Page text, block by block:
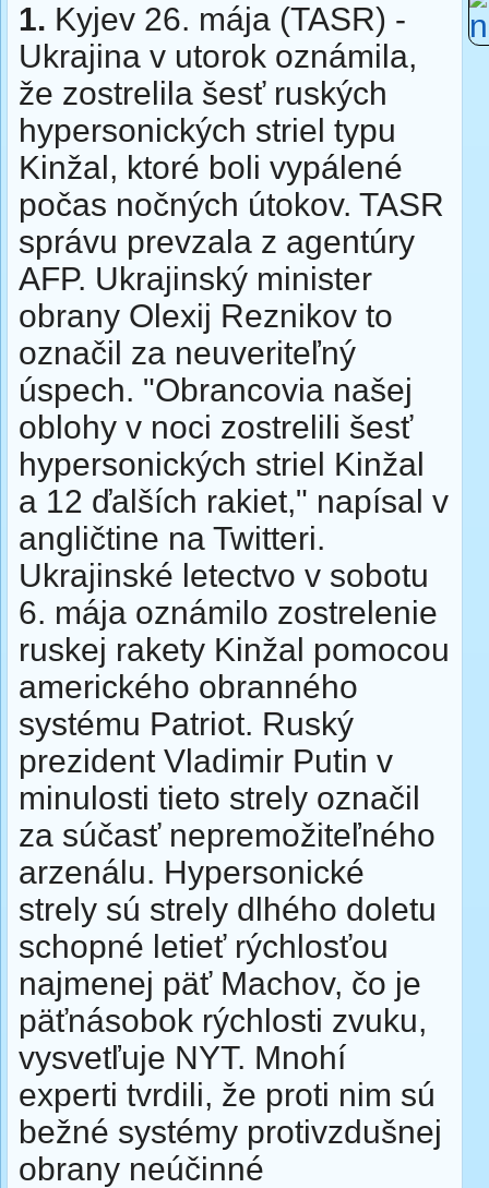
1. Kyjev 26. mája (TASR) -
Ukrajina v utorok oznámila,
že zostrelila šesť ruských
hypersonických striel typu
Kinžal, ktoré boli vypálené
počas nočných útokov. TASR
správu prevzala z agentúry
AFP. Ukrajinský minister
obrany Olexij Reznikov to
označil za neuveriteľný
úspech. "Obrancovia našej
oblohy v noci zostrelili šesť
hypersonických striel Kinžal
a 12 ďalších rakiet," napísal v
angličtine na Twitteri.
Ukrajinské letectvo v sobotu
6. mája oznámilo zostrelenie
ruskej rakety Kinžal pomocou
amerického obranného
systému Patriot. Ruský
prezident Vladimir Putin v
minulosti tieto strely označil
za súčasť nepremožiteľného
arzenálu. Hypersonické
strely sú strely dlhého doletu
schopné letieť rýchlosťou
najmenej päť Machov, čo je
päťnásobok rýchlosti zvuku,
vysvetľuje NYT. Mnohí
experti tvrdili, že proti nim sú
bežné systémy protivzdušnej
obrany neúčinné